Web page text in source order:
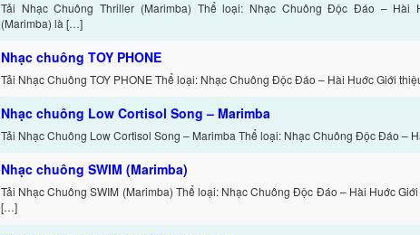
Tải Nhạc Chuông Thriller (Marimba) Thể loại: Nhạc Chuông Độc Đáo – Hài
(Marimba) là […]
Nhạc chuông TOY PHONE
Tải Nhạc Chuông TOY PHONE Thể loại: Nhạc Chuông Độc Đáo – Hài Huớc Giới
Nhạc chuông Low Cortisol Song – Marimba
Tải Nhạc Chuông Low Cortisol Song – Marimba Thể loại: Nhạc Chuông Độc Đáo –
Nhạc chuông SWIM (Marimba)
Tải Nhạc Chuông SWIM (Marimba) Thể loại: Nhạc Chuông Độc Đáo – Hài Huớc
[…]